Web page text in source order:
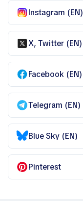
Instagram (EN)
X, Twitter (EN)
Facebook (EN)
Telegram (EN)
Blue Sky (EN)
Pinterest